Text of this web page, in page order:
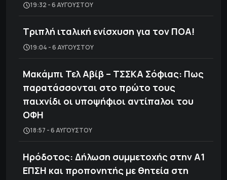
19:32 - 6 ΑΥΓΟΎΣΤΟΥ
Τριπλή ιταλική ενίσχυση για τον ΠΟΑ!
19:04 - 6 ΑΥΓΟΎΣΤΟΥ
Μακάμπι Τελ Αβίβ – ΤΣΣΚΑ Σόφιας: Πως
παρατάσσονται στο πρώτο τους
παιχνίδι οι υποψήφιοι αντίπαλοι του
ΟΦΗ
18:57 - 6 ΑΥΓΟΎΣΤΟΥ
Ηρόδοτος: Δήλωση συμμετοχής στην Α1
ΕΠΣΗ και προπονητής με θητεία στη